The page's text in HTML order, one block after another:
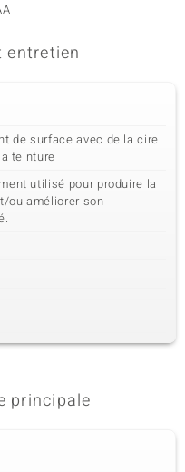
entretien
de surface avec de la cire
teinture
utilisé pour produire la
ou améliorer son
principale